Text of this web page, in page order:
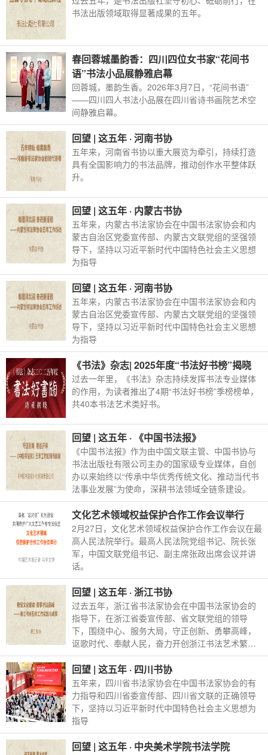
书法出版领域取得显著成果的五年。
春回蓉城墨韵香：四川四位女书家“花间书
语”书法小品展静雅启幕
回蓉城，墨韵生香。2026年3月7日，“花间书语”
——四川四人书法小品展在四川省诗书画院艺术空
间静雅启幕。
回望 | 这五年 · 河南书协
五年来，河南省书协以重大展览为牵引，持续打造
具有全国影响力的书法品牌，推动创作水平整体跃
升。
回望 | 这五年 · 内蒙古书协
五年来，内蒙古书法家协会在中国书法家协会和内
蒙古自治区党委宣传部、内蒙古文联党组的坚强领
导下，坚持以习近平新时代中国特色社会主义思想
为指导
回望 | 这五年 · 河南书协
五年来，内蒙古书法家协会在中国书法家协会和内
蒙古自治区党委宣传部、内蒙古文联党组的坚强领
导下，坚持以习近平新时代中国特色社会主义思想
为指导
《书法》杂志| 2025年度“书法好书榜”揭晓
过去一年里，《书法》杂志持续发挥书法专业媒体
的作用，为读者推出了4期“书法好书榜”季榜榜单，
共40本书法艺术类好书。
回望 | 这五年 · 《中国书法报》
《中国书法报》作为由中国文联主管、中国书协与
书法出版社有限公司主办的国家级专业媒体，自创
办以来始终以“传承中华优秀传统文化、推动当代书
法事业发展”为使命，深耕书法领域全链条建设。
文化艺术领域权益保护合作工作会议举行
2月27日，文化艺术领域权益保护合作工作会议在最
高人民法院举行。最高人民法院党组书记、院长张
军，中国文联党组书记、副主席张政出席会议并讲
话。
回望 | 这五年 · 浙江书协
过去五年，浙江省书法家协会在中国书法家协会的
指导下，在浙江省委宣传部、省文联党组的领导
下，围绕中心、服务大局，守正创新、勇攀高峰，
讴歌时代、奉献人民，奋力开创浙江书法艺术繁荣
发展新局面。
回望 | 这五年 · 四川书协
五年来，四川省书法家协会在中国书法家协会的有
力指导和四川省委宣传部、四川省文联的正确领导
下，坚持以习近平新时代中国特色社会主义思想为
指导
回望 | 这五年 · 中央美术学院书法学院